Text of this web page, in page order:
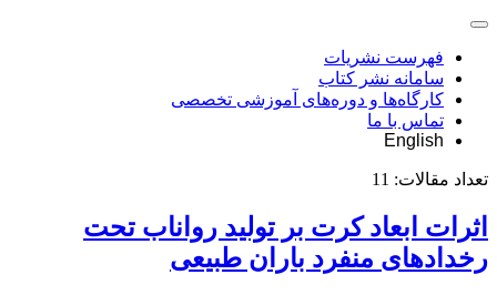
فهرست نشریات
سامانه نشر کتاب
کارگاه‌ها و دوره‌های آموزشی تخصصی
تماس با ما
English
تعداد مقالات: 11
اثرات ابعاد کرت بر تولید رواناب تحت
رخدادهای منفرد باران طبیعی